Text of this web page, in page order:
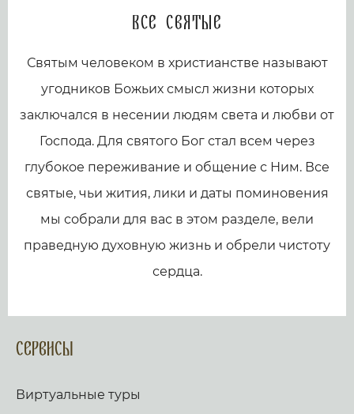
Все святые
Святым человеком в христианстве называют
угодников Божьих смысл жизни которых
заключался в несении людям света и любви от
Господа. Для святого Бог стал всем через
глубокое переживание и общение с Ним. Все
святые, чьи жития, лики и даты поминовения
мы собрали для вас в этом разделе, вели
праведную духовную жизнь и обрели чистоту
сердца.
Сервисы
Виртуальные туры